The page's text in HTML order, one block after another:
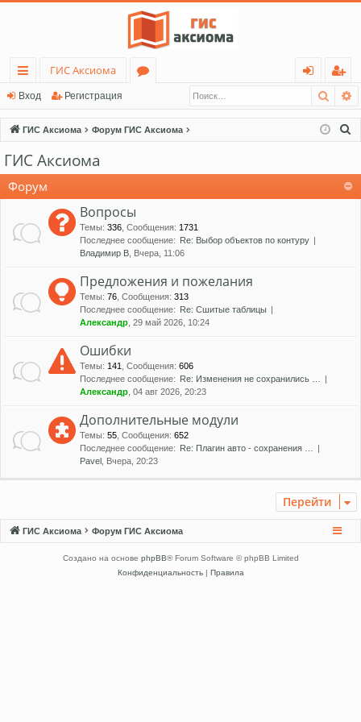
с
ы
лк
и
ГИС Аксиома
ру
м
д
ег
ис
тр
Вход Регистрация
ГИС Аксиома Форум ГИС Аксиома
к
ГИС Аксиома
Форум
Вопросы
Темы: 336 Сообщения: 1731
Последнее сообщение: Re: Выбор объектов по контуру
Владимир В , Вчера, 11:06
Предложения и пожелания
Темы: 76 Сообщения: 313
Последнее сообщение: Re: Сшитые таблицы
Александр , 29 май 2026, 10:24
Ошибки
Темы: 141 Сообщения: 606
Последнее сообщение: Re: Изменения не сохранились …
Александр , 04 авг 2026, 20:23
Дополнительные модули
Темы: 55 Сообщения: 652
Последнее сообщение: Re: Плагин авто - сохранения …
Pavel , Вчера, 20:23
Перейти
ГИС Аксиома Форум ГИС Аксиома
Создано на основе phpBB® Forum Software © phpBB Limited
Конфиденциальность| Правила